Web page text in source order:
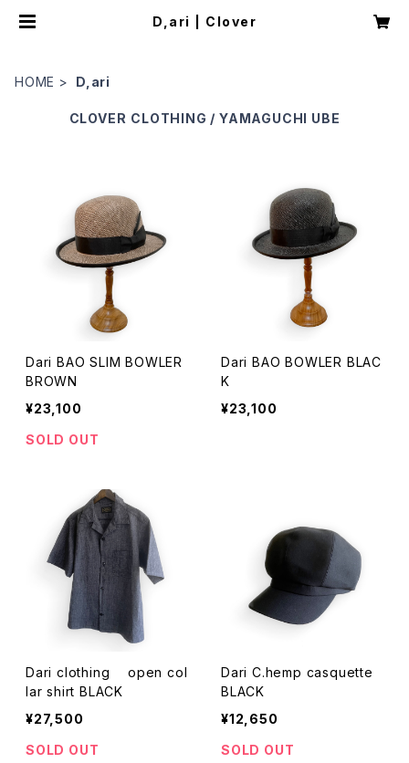
D,ari | Clover
HOME D,ari
CLOVER CLOTHING / YAMAGUCHI UBE
Dari BAO SLIM BOWLER
BROWN
¥23,100
SOLD OUT
Dari BAO BOWLER BLAC
K
¥23,100
Dari clothing open col
lar shirt BLACK
¥27,500
SOLD OUT
Dari C.hemp casquette
BLACK
¥12,650
SOLD OUT